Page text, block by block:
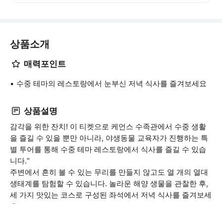
상품소개
매력포인트
수중 테마의 레스토랑에서 눈부신 저녁 식사를 즐겨보세요
상품설명
감각을 위한 잔치! 이 티켓으로 케언스 수족관에서 수중 생활
을 즐길 수 있을 뿐만 아니라, 야생동물 교육자가 진행하는 특
별 투어를 통해 수중 테마 레스토랑에서 식사를 즐길 수 있습
니다.“
주변에서 흔히 볼 수 있는 무리를 만들지 않고도 열 개의 열대
생태계를 탐험할 수 있습니다. 놀라운 해양 생물을 관찰한 후,
세 가지 맛있는 코스로 구성된 좌석에서 저녁 식사를 즐겨보세